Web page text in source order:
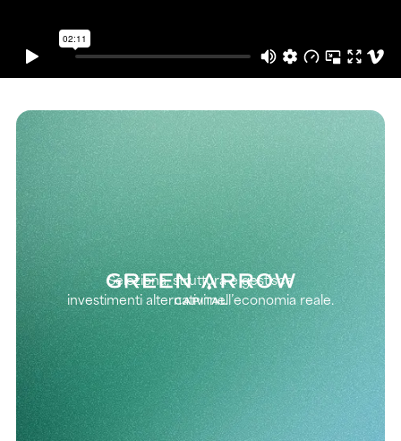
Seleziona, struttura e gestisce
investimenti alternativi nell’economia reale.